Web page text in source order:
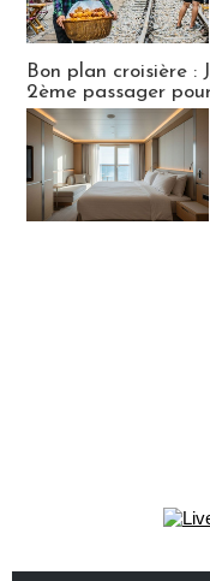
Bon plan croisière :
2ème passager